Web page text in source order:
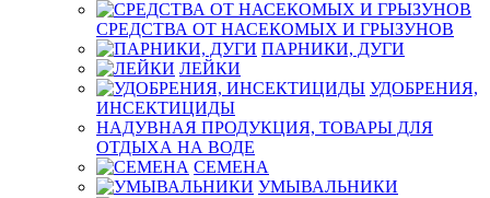
СРЕДСТВА ОТ НАСЕКОМЫХ И ГРЫЗУНОВ
ПАРНИКИ, ДУГИ
ЛЕЙКИ
УДОБРЕНИЯ,
ИНСЕКТИЦИДЫ
НАДУВНАЯ ПРОДУКЦИЯ, ТОВАРЫ ДЛЯ
ОТДЫХА НА ВОДЕ
СЕМЕНА
УМЫВАЛЬНИКИ